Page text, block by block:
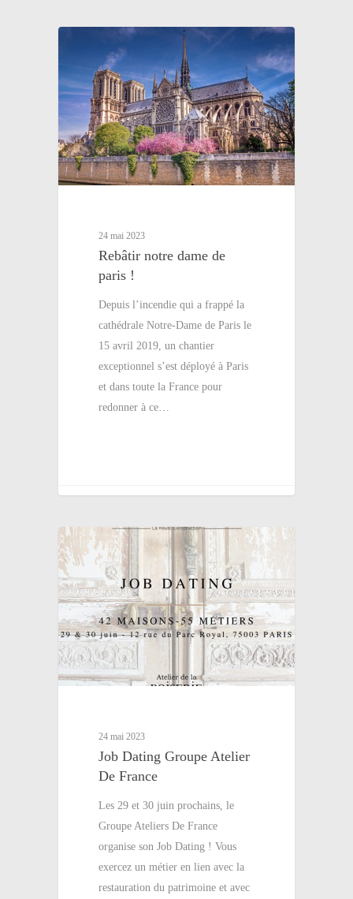
24 mai 2023
Rebâtir notre dame de
paris !
Depuis l’incendie qui a frappé la
cathédrale Notre-Dame de Paris le
15 avril 2019, un chantier
exceptionnel s’est déployé à Paris
et dans toute la France pour
redonner à ce…
24 mai 2023
Job Dating Groupe Atelier
De France
Les 29 et 30 juin prochains, le
Groupe Ateliers De France
organise son Job Dating ! Vous
exercez un métier en lien avec la
restauration du patrimoine et avec